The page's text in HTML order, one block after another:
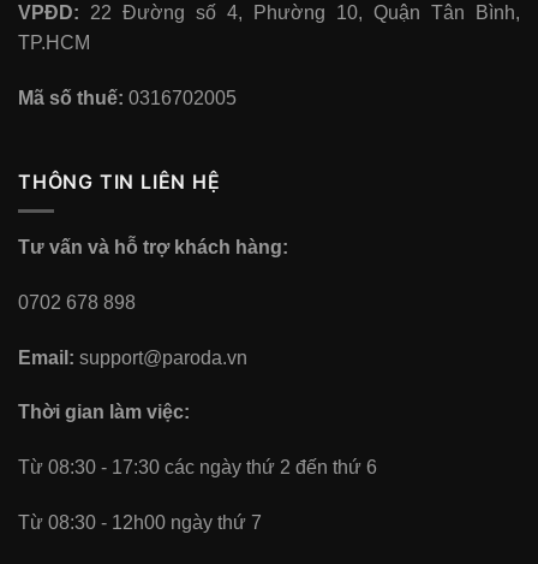
VPĐD: 22 Đường số 4, Phường 10, Quận Tân Bình,
TP.HCM
Mã số thuế: 0316702005
THÔNG TIN LIÊN HỆ
Tư vấn và hỗ trợ khách hàng:
0702 678 898
Email: support@paroda.vn
Thời gian làm việc:
Từ 08:30 - 17:30 các ngày thứ 2 đến thứ 6
Từ 08:30 - 12h00 ngày thứ 7